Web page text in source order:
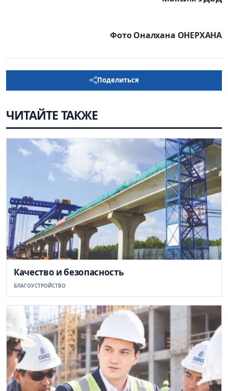
Фото Оналхана ОНЕРХАНА
Поделиться
ЧИТАЙТЕ ТАКЖЕ
Качество и безопасность
БЛАГОУСТРОЙСТВО